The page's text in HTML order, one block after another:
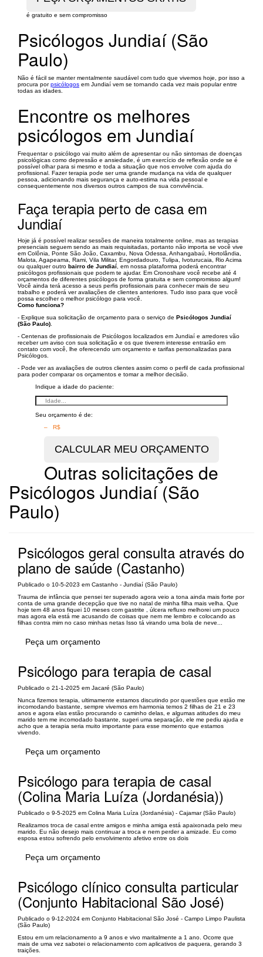
é gratuito e sem compromisso
Psicólogos Jundiaí (São
Paulo)
Não é fácil se manter mentalmente saudável com tudo que vivemos hoje, por isso a
procura porpsicólogos em Jundiaí vem se tornando cada vez mais popular entre
todas as idades.
Encontre os melhores
psicólogos em Jundiaí
Frequentar o psicólogo vai muito além de apresentar ou não sintomas de doenças
psicológicas como depressão e ansiedade, é um exercício de reflexão onde se é
possível olhar para si mesmo e toda a situação que nos envolve com ajuda do
profissional. Fazer terapia pode ser uma grande mudança na vida de qualquer
pessoa, adicionando mais segurança e auto-estima na vida pessoal e
consequentemente nos diversos outros campos de sua convivência.
Faça terapia perto de casa em
Jundiaí
Hoje já é possível realizar sessões de maneira totalmente online, mas as terapias
presenciais seguem sendo as mais requisitadas, portanto não importa se você vive
em Colônia, Ponte São João, Caxambu, Nova Odessa, Anhangabaú, Hortolândia,
Malota, Agapeama, Rami, Vila Militar, Engordadouro, Tulipa, Ivoturucaia, Rio Acima
ou qualquer outro bairro de Jundiaí , em nossa plataforma poderá encontrar
psicólogos profissionais que podem te ajudar. Em Cronoshare você recebe até 4
orçamentos de diferentes psicólogos de forma gratuita e sem compromisso algum!
Você ainda terá acesso a seus perfis profissionais para conhecer mais de seu
trabalho e poderá ver avaliações de clientes anteriores. Tudo isso para que você
possa escolher o melhor psicólogo para você.
Como funciona?
- Explique sua solicitação de orçamento para o serviço de Psicólogos Jundiaí
(São Paulo)
- Centenas de profissionais de Psicólogos localizados em Jundiaí e arredores vão
receber um aviso con sua solicitação e os que tiverem interesse entrarão em
contato com você, lhe oferecendo um orçamento e tarifas personalizadas para
Psicólogos.
- Pode ver as avaliações de outros clientes assim como o perfil de cada profissional
para poder comparar os orçamentos e tomar a melhor decisão.
Indique a idade do paciente:
Seu orçamento é de:
– R$
Outras solicitações de
Psicólogos Jundiaí (São
Paulo)
Psicólogos geral consulta através do
plano de saúde (Castanho)
Publicado o 10-5-2023 em Castanho - Jundiaí (São Paulo)
Trauma de infância que pensei ter superado agora veio a tona ainda mais forte por
conta de uma grande decepção que tive no natal de minha filha mais velha. Que
hoje tem 48 anos fiquei 10 meses com gastrite , úlcera refluxo melhorei um pouco
mas agora ela está me acusando de coisas que nem me lembro e colocando as
filhas contra mim no caso minhas netas Isso tá virando uma bola de neve...
Peça um orçamento
Psicólogo para terapia de casal
Publicado o 21-1-2025 em Jacaré (São Paulo)
Nunca fizemos terapia, ultimamente estamos discutindo por questões que estão me
incomodando bastante, sempre vivemos em harmonia temos 2 filhas de 21 e 23
anos e agora elas estão procurando o caminho delas, e algumas atitudes do meu
marido tem me incomodado bastante, sugeri uma separação, ele me pediu ajuda e
acho que a terapia seria muito importante para esse momento que estamos
vivendo.
Peça um orçamento
Psicólogo para terapia de casal
(Colina Maria Luíza (Jordanésia))
Publicado o 9-5-2025 em Colina Maria Luíza (Jordanésia) - Cajamar (São Paulo)
Realizamos troca de casal entre amigos e minha amiga está apaixonada pelo meu
marido. Eu não desejo mais continuar a troca e nem perder a amizade. Eu como
esposa estou sofrendo pelo envolvimento afetivo entre os dois
Peça um orçamento
Psicólogo clínico consulta particular
(Conjunto Habitacional São José)
Publicado o 9-12-2024 em Conjunto Habitacional São José - Campo Limpo Paulista
(São Paulo)
Estou em um relacionamento a 9 anos e vivo maritalmente a 1 ano. Ocorre que
mais de uma vez sabotei o relacionamento com aplicativos de paquera, gerando 3
traições.